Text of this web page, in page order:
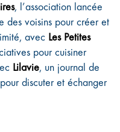
, l’association lancée
voisins pour créer et
avec Les Petites
pour cuisiner
Lilavie, un journal de
discuter et échanger